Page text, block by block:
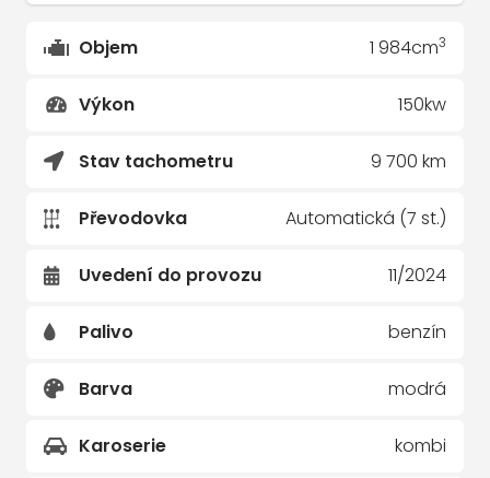
Objem 1 984cm3
Výkon 150kw
Stav tachometru 9 700 km
Převodovka Automatická (7 st.)
Uvedení do provozu 11/2024
Palivo benzín
Barva modrá
Karoserie kombi